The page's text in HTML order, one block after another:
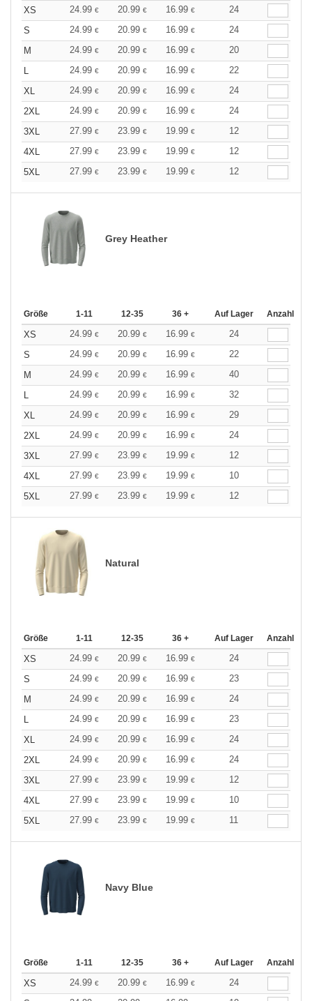
XS 24.99 € 20.99 € 16.99 €
24
S
24.99 € 20.99 € 16.99 €
24
M
24.99 € 20.99 € 16.99 €
20
L
24.99 € 20.99 € 16.99 €
22
XL
24.99 € 20.99 € 16.99 €
24
2XL
24.99 € 20.99 € 16.99 €
24
3XL
27.99 € 23.99 € 19.99 €
12
4XL
27.99 € 23.99 € 19.99 €
12
5XL
27.99 € 23.99 € 19.99 € 12
Grey Heather
Größe 1-11 12-35 36 + Auf Lager Anzahl
XS 24.99 € 20.99 € 16.99 €
24
S
24.99 € 20.99 € 16.99 €
22
M
24.99 € 20.99 € 16.99 €
40
L
24.99 € 20.99 € 16.99 €
32
XL
24.99 € 20.99 € 16.99 €
29
2XL
24.99 € 20.99 € 16.99 €
24
3XL
27.99 € 23.99 € 19.99 €
12
4XL
27.99 € 23.99 € 19.99 €
10
5XL
27.99 € 23.99 € 19.99 € 12
Natural
Größe 1-11 12-35 36 + Auf Lager Anzahl
XS 24.99 € 20.99 € 16.99 €
24
S
24.99 € 20.99 € 16.99 €
23
M
24.99 € 20.99 € 16.99 €
24
L
24.99 € 20.99 € 16.99 €
23
XL
24.99 € 20.99 € 16.99 €
24
2XL
24.99 € 20.99 € 16.99 €
24
3XL
27.99 € 23.99 € 19.99 €
12
4XL
27.99 € 23.99 € 19.99 €
10
5XL
27.99 € 23.99 € 19.99 € 11
Navy Blue
Größe 1-11 12-35 36 + Auf Lager Anzahl
XS 24.99 € 20.99 € 16.99 €
24